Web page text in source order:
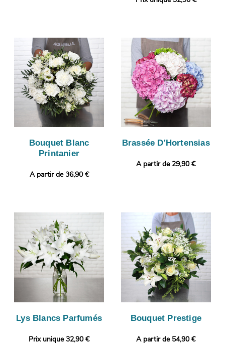
Bouquet Blanc
Printanier
A partir de 36,90 €
Brassée D'Hortensias
A partir de 29,90 €
Lys Blancs Parfumés
Prix unique 32,90 €
Bouquet Prestige
A partir de 54,90 €